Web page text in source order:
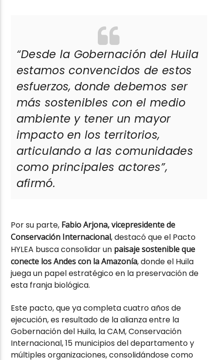
“Desde la Gobernación del Huila
estamos convencidos de estos
esfuerzos, donde debemos ser
más sostenibles con el medio
ambiente y tener un mayor
impacto en los territorios,
articulando a las comunidades
como principales actores”,
afirmó.
Por su parte, Fabio Arjona, vicepresidente de
Conservación Internacional, destacó que el Pacto
HYLEA busca consolidar un paisaje sostenible que
conecte los Andes con la Amazonía, donde el Huila
juega un papel estratégico en la preservación de
esta franja biológica.
Este pacto, que ya completa cuatro años de
ejecución, es resultado de la alianza entre la
Gobernación del Huila, la CAM, Conservación
Internacional, 15 municipios del departamento y
múltiples organizaciones, consolidándose como